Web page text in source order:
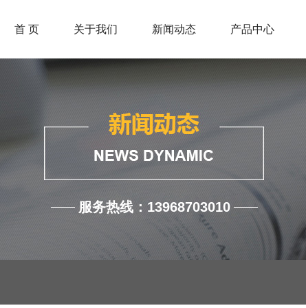
首 页 关于我们 新闻动态 产品中心
服务热线：13968703010